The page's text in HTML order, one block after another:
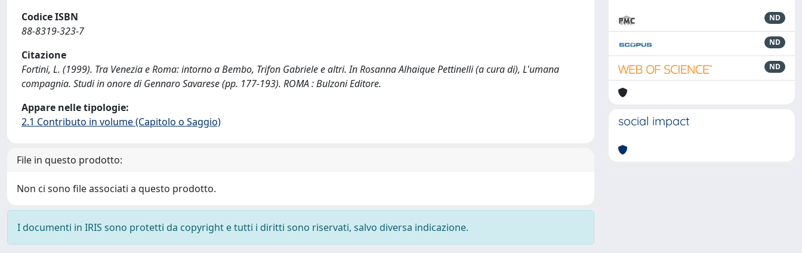
Codice ISBN
88-8319-323-7
Citazione
Fortini, L. (1999). Tra Venezia e Roma: intorno a Bembo, Trifon Gabriele e altri. In Rosanna Alhaique Pettinelli (a cura di), L'umana
compagnia. Studi in onore di Gennaro Savarese (pp. 177-193). ROMA : Bulzoni Editore.
Appare nelle tipologie:
2.1 Contributo in volume (Capitolo o Saggio)
File in questo prodotto:
Non ci sono file associati a questo prodotto.
I documenti in IRIS sono protetti da copyright e tutti i diritti sono riservati, salvo diversa indicazione.
ND
ND
ND
social impact